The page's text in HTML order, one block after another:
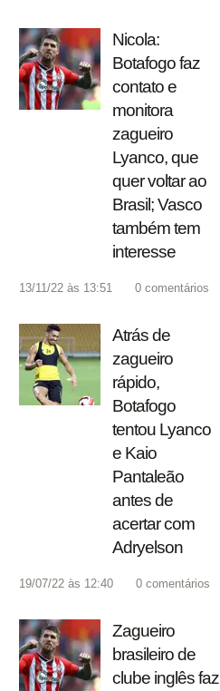
Nicola:
Botafogo faz
contato e
monitora
zagueiro
Lyanco, que
quer voltar ao
Brasil; Vasco
também tem
interesse
13/11/22 às 13:51 0 comentários
Atrás de
zagueiro
rápido,
Botafogo
tentou Lyanco
e Kaio
Pantaleão
antes de
acertar com
Adryelson
19/07/22 às 12:40 0 comentários
Zagueiro
brasileiro de
clube inglês faz